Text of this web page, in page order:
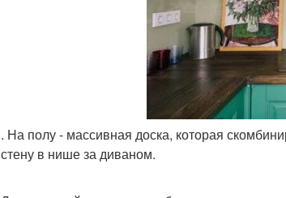
. На полу - массивная доска, которая
стену в нише за диваном.